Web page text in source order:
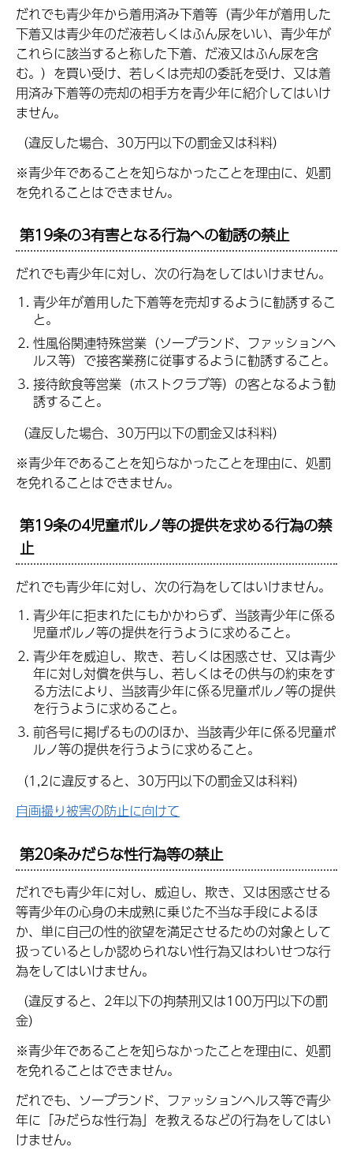
だれでも青少年から着用済み下着等（青少年が着用した
下着又は青少年のだ液若しくはふん尿をいい、青少年が
これらに該当すると称した下着、だ液又はふん尿を含
む。）を買い受け、若しくは売却の委託を受け、又は着
用済み下着等の売却の相手方を青少年に紹介してはいけ
ません。
（違反した場合、30万円以下の罰金又は科料）
※青少年であることを知らなかったことを理由に、処罰
を免れることはできません。
第19条の3有害となる行為への勧誘の禁止
だれでも青少年に対し、次の行為をしてはいけません。
青少年が着用した下着等を売却するように勧誘するこ
と。
性風俗関連特殊営業（ソープランド、ファッションヘ
ルス等）で接客業務に従事するように勧誘すること。
接待飲食等営業（ホストクラブ等）の客となるよう勧
誘すること。
（違反した場合、30万円以下の罰金又は科料）
※青少年であることを知らなかったことを理由に、処罰
を免れることはできません。
第19条の4児童ポルノ等の提供を求める行為の禁
止
だれでも青少年に対し、次の行為をしてはいけません。
青少年に拒まれたにもかかわらず、当該青少年に係る
児童ポルノ等の提供を行うように求めること。
青少年を威迫し、欺き、若しくは困惑させ、又は青少
年に対し対償を供与し、若しくはその供与の約束をす
る方法により、当該青少年に係る児童ポルノ等の提供
を行うように求めること。
前各号に掲げるもののほか、当該青少年に係る児童ポ
ルノ等の提供を行うように求めること。
（1,2に違反すると、30万円以下の罰金又は科料）
自画撮り被害の防止に向けて
第20条みだらな性行為等の禁止
だれでも青少年に対し、威迫し、欺き、又は困惑させる
等青少年の心身の未成熟に乗じた不当な手段によるほ
か、単に自己の性的欲望を満足させるための対象として
扱っているとしか認められない性行為又はわいせつな行
為をしてはいけません。
（違反すると、2年以下の拘禁刑又は100万円以下の罰
金）
※青少年であることを知らなかったことを理由に、処罰
を免れることはできません。
だれでも、ソープランド、ファッションヘルス等で青少
年に「みだらな性行為」を教えるなどの行為をしてはい
けません。